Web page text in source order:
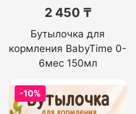
2 450 ₸
Бутылочка для
кормления BabyTime 0-
6мес 150мл
-10%